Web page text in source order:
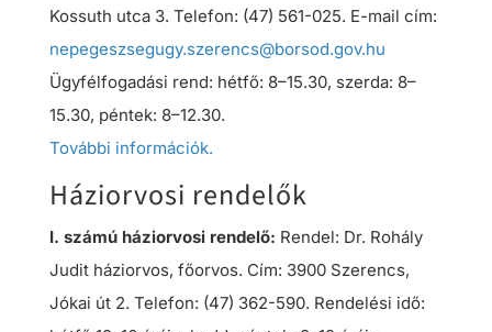
Kossuth utca 3. Telefon: (47) 561-025. E-mail cím:
nepegeszsegugy.szerencs@borsod.gov.hu
Ügyfélfogadási rend: hétfő: 8–15.30, szerda: 8–
15.30, péntek: 8–12.30.
További információk.
Háziorvosi rendelők
I. számú háziorvosi rendelő: Rendel: Dr. Rohály
Judit háziorvos, főorvos. Cím: 3900 Szerencs,
Jókai út 2. Telefon: (47) 362-590. Rendelési idő: